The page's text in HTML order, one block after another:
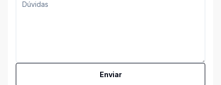
Enviar